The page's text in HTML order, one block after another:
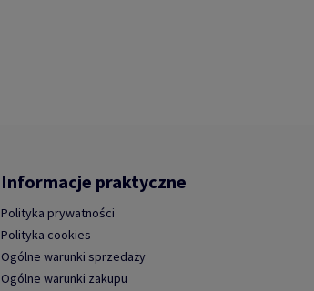
Informacje praktyczne
Polityka prywatności
Polityka cookies
Ogólne warunki sprzedaży
Ogólne warunki zakupu